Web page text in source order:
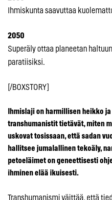
Ihmiskunta saavuttaa
2050
Superäly ottaa planeetan
paratiisiksi.
[/BOXSTORY]
Ihmislaji on harmillisen heikko
transhumanistit tietävät, miten
uskovat tosissaan, että sadan
hallitsee jumalallinen tekoäly,
petoeläimet on geneettisesti
ihminen elää ikuisesti.
Transhumanismi väittää, että